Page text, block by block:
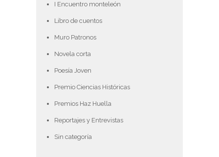
I Encuentro monteleón
Libro de cuentos
Muro Patronos
Novela corta
Poesía Joven
Premio Ciencias Históricas
Premios Haz Huella
Reportajes y Entrevistas
Sin categoría